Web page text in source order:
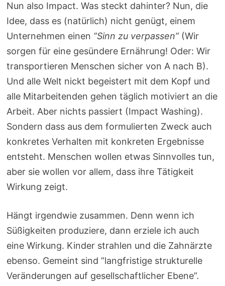
Nun also Impact. Was steckt dahinter? Nun, die
Idee, dass es (natürlich) nicht genügt, einem
Unternehmen einen ”Sinn zu verpassen”(Wir
sorgen für eine gesündere Ernährung! Oder: Wir
transportieren Menschen sicher von A nach B).
Und alle Welt nickt begeistert mit dem Kopf und
alle Mitarbeitenden gehen täglich motiviert an die
Arbeit. Aber nichts passiert (Impact Washing).
Sondern dass aus dem formulierten Zweck auch
konkretes Verhalten mit konkreten Ergebnisse
entsteht. Menschen wollen etwas Sinnvolles tun,
aber sie wollen vor allem, dass ihre Tätigkeit
Wirkung zeigt.
Hängt irgendwie zusammen. Denn wenn ich
Süßigkeiten produziere, dann erziele ich auch
eine Wirkung. Kinder strahlen und die Zahnärzte
ebenso. Gemeint sind ”langfristige strukturelle
Veränderungen auf gesellschaftlicher Ebene”.